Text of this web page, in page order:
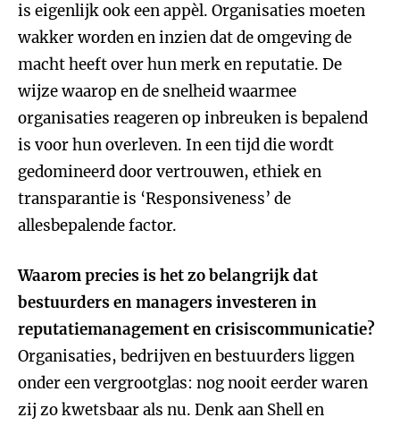
is eigenlijk ook een appèl. Organisaties moeten
wakker worden en inzien dat de omgeving de
macht heeft over hun merk en reputatie. De
wijze waarop en de snelheid waarmee
organisaties reageren op inbreuken is bepalend
is voor hun overleven. In een tijd die wordt
gedomineerd door vertrouwen, ethiek en
transparantie is ‘Responsiveness’ de
allesbepalende factor.
Waarom precies is het zo belangrijk dat
bestuurders en managers investeren in
reputatiemanagement en crisiscommunicatie?
Organisaties, bedrijven en bestuurders liggen
onder een vergrootglas: nog nooit eerder waren
zij zo kwetsbaar als nu. Denk aan Shell en